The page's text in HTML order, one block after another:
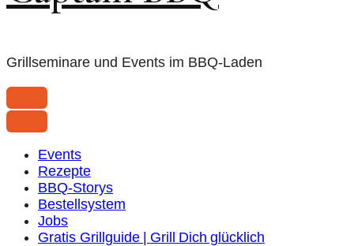
Grillseminare und Events im BBQ-Laden
Events
Rezepte
BBQ-Storys
Bestellsystem
Jobs
Gratis Grillguide | Grill Dich glücklich